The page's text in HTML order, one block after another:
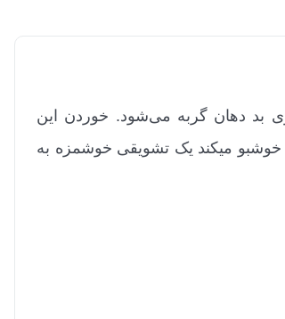
بد دهان گربه می‌شود. خوردن این
میکند یک تشویقی خوشمزه به